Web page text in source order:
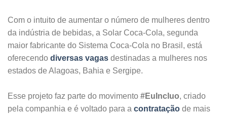
Com o intuito de aumentar o número de mulheres dentro
da indústria de bebidas, a Solar Coca-Cola, segunda
maior fabricante do Sistema Coca-Cola no Brasil, está
oferecendo diversas vagas destinadas a mulheres nos
estados de Alagoas, Bahia e Sergipe.
Esse projeto faz parte do movimento #EuIncluo, criado
pela companhia e é voltado para a contratação de mais